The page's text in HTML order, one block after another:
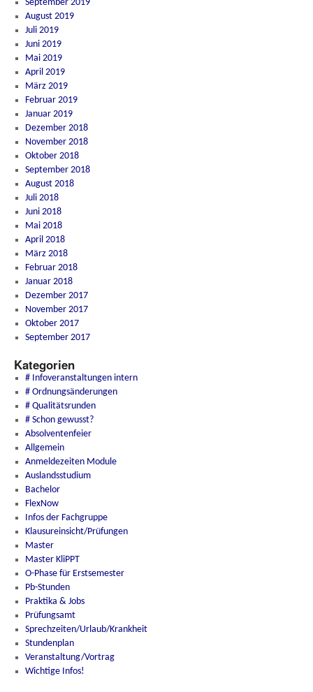
September 2019
August 2019
Juli 2019
Juni 2019
Mai 2019
April 2019
März 2019
Februar 2019
Januar 2019
Dezember 2018
November 2018
Oktober 2018
September 2018
August 2018
Juli 2018
Juni 2018
Mai 2018
April 2018
März 2018
Februar 2018
Januar 2018
Dezember 2017
November 2017
Oktober 2017
September 2017
Kategorien
# Infoveranstaltungen intern
# Ordnungsänderungen
# Qualitätsrunden
# Schon gewusst?
Absolventenfeier
Allgemein
Anmeldezeiten Module
Auslandsstudium
Bachelor
FlexNow
Infos der Fachgruppe
Klausureinsicht/Prüfungen
Master
Master KliPPT
O-Phase für Erstsemester
Pb-Stunden
Praktika & Jobs
Prüfungsamt
Sprechzeiten/Urlaub/Krankheit
Stundenplan
Veranstaltung/Vortrag
Wichtige Infos!